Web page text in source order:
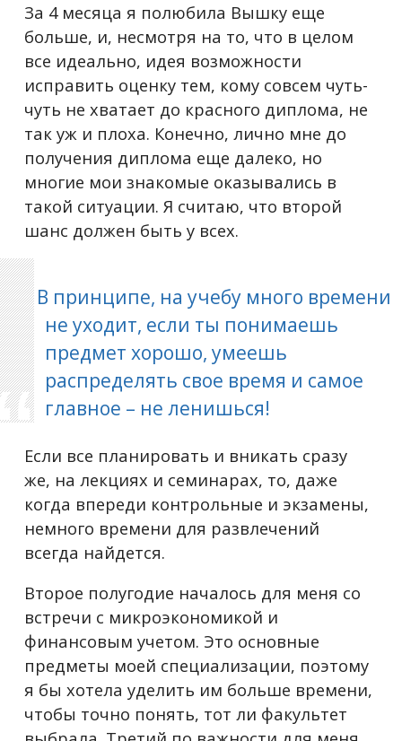
За 4 месяца я полюбила Вышку еще
больше, и, несмотря на то, что в целом
все идеально, идея возможности
исправить оценку тем, кому совсем чуть-
чуть не хватает до красного диплома, не
так уж и плоха. Конечно, лично мне до
получения диплома еще далеко, но
многие мои знакомые оказывались в
такой ситуации. Я считаю, что второй
шанс должен быть у всех.
В принципе, на учебу много времени
не уходит, если ты понимаешь
предмет хорошо, умеешь
распределять свое время и самое
главное – не ленишься!
Если все планировать и вникать сразу
же, на лекциях и семинарах, то, даже
когда впереди контрольные и экзамены,
немного времени для развлечений
всегда найдется.
Второе полугодие началось для меня со
встречи с микроэкономикой и
финансовым учетом. Это основные
предметы моей специализации, поэтому
я бы хотела уделить им больше времени,
чтобы точно понять, тот ли факультет